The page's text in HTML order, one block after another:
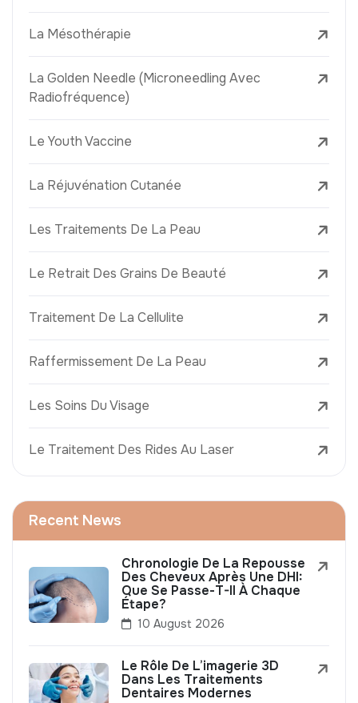
La Mésothérapie
La Golden Needle (Microneedling Avec
Radiofréquence)
Le Youth Vaccine
La Réjuvénation Cutanée
Les Traitements De La Peau
Le Retrait Des Grains De Beauté
Traitement De La Cellulite
Raffermissement De La Peau
Les Soins Du Visage
Le Traitement Des Rides Au Laser
Recent News
Chronologie De La Repousse
Des Cheveux Après Une DHI:
Que Se Passe-T-Il À Chaque
Étape?
10 August 2026
Le Rôle De L’imagerie 3D
Dans Les Traitements
Dentaires Modernes